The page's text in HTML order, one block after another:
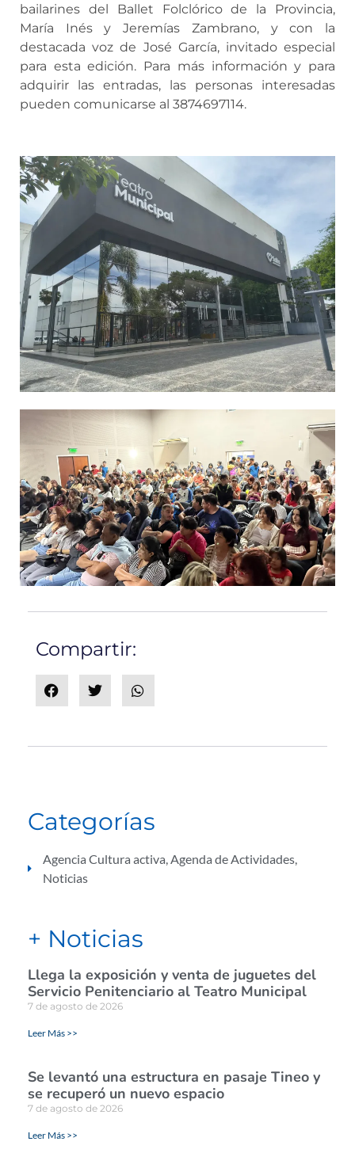
bailarines del Ballet Folclórico de la Provincia,
María Inés y Jeremías Zambrano, y con la
destacada voz de José García, invitado especial
para esta edición. Para más información y para
adquirir las entradas, las personas interesadas
pueden comunicarse al 3874697114.
Compartir:
Categorías
Agencia Cultura activa Agenda de Actividades
Noticias
+ Noticias
Llega la exposición y venta de juguetes del
Servicio Penitenciario al Teatro Municipal
7 de agosto de 2026
Leer Más >>
Se levantó una estructura en pasaje Tineo y
se recuperó un nuevo espacio
7 de agosto de 2026
Leer Más >>